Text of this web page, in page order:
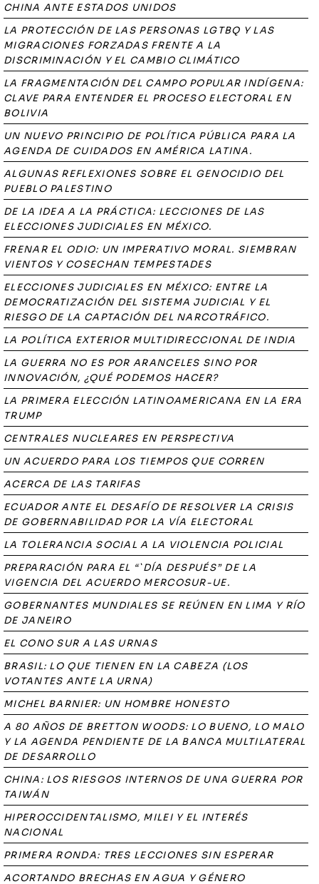
CHINA ANTE ESTADOS UNIDOS
LA PROTECCIÓN DE LAS PERSONAS LGTBQ Y LAS
MIGRACIONES FORZADAS FRENTE A LA
DISCRIMINACIÓN Y EL CAMBIO CLIMÁTICO
LA FRAGMENTACIÓN DEL CAMPO POPULAR INDÍGENA:
CLAVE PARA ENTENDER EL PROCESO ELECTORAL EN
BOLIVIA
UN NUEVO PRINCIPIO DE POLÍTICA PÚBLICA PARA LA
AGENDA DE CUIDADOS EN AMÉRICA LATINA.
ALGUNAS REFLEXIONES SOBRE EL GENOCIDIO DEL
PUEBLO PALESTINO
DE LA IDEA A LA PRÁCTICA: LECCIONES DE LAS
ELECCIONES JUDICIALES EN MÉXICO.
FRENAR EL ODIO: UN IMPERATIVO MORAL. SIEMBRAN
VIENTOS Y COSECHAN TEMPESTADES
ELECCIONES JUDICIALES EN MÉXICO: ENTRE LA
DEMOCRATIZACIÓN DEL SISTEMA JUDICIAL Y EL
RIESGO DE LA CAPTACIÓN DEL NARCOTRÁFICO.
LA POLÍTICA EXTERIOR MULTIDIRECCIONAL DE INDIA
LA GUERRA NO ES POR ARANCELES SINO POR
INNOVACIÓN, ¿QUÉ PODEMOS HACER?
LA PRIMERA ELECCIÓN LATINOAMERICANA EN LA ERA
TRUMP
CENTRALES NUCLEARES EN PERSPECTIVA
UN ACUERDO PARA LOS TIEMPOS QUE CORREN
ACERCA DE LAS TARIFAS
ECUADOR ANTE EL DESAFÍO DE RESOLVER LA CRISIS
DE GOBERNABILIDAD POR LA VÍA ELECTORAL
LA TOLERANCIA SOCIAL A LA VIOLENCIA POLICIAL
PREPARACIÓN PARA EL “`DÍA DESPUÉS” DE LA
VIGENCIA DEL ACUERDO MERCOSUR-UE.
GOBERNANTES MUNDIALES SE REÚNEN EN LIMA Y RÍO
DE JANEIRO
EL CONO SUR A LAS URNAS
BRASIL: LO QUE TIENEN EN LA CABEZA (LOS
VOTANTES ANTE LA URNA)
MICHEL BARNIER: UN HOMBRE HONESTO
A 80 AÑOS DE BRETTON WOODS: LO BUENO, LO MALO
Y LA AGENDA PENDIENTE DE LA BANCA MULTILATERAL
DE DESARROLLO
CHINA: LOS RIESGOS INTERNOS DE UNA GUERRA POR
TAIWÁN
HIPEROCCIDENTALISMO, MILEI Y EL INTERÉS
NACIONAL
PRIMERA RONDA: TRES LECCIONES SIN ESPERAR
ACORTANDO BRECHAS EN AGUA Y GÉNERO